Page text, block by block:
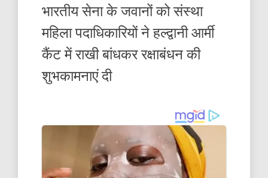
भारतीय सेना के जवानों को संस्था
महिला पदाधिकारियों ने हल्द्वानी आर्मी
कैंट में राखी बांधकर रक्षाबंधन की
शुभकामनाएं दी